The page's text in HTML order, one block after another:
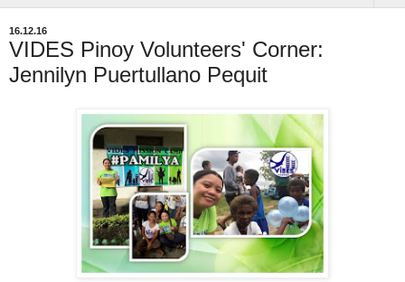
16.12.16
VIDES Pinoy Volunteers' Corner:
Jennilyn Puertullano Pequit